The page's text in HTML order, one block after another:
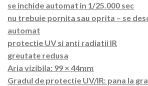
se inchide automat in 1/25.000 sec
nu trebuie pornita sau oprita – se
automat
protectie UV si anti radiatii IR
greutate redusa
Aria vizibila: 99 × 44mm
Gradul de protectie UV/IR: pana la